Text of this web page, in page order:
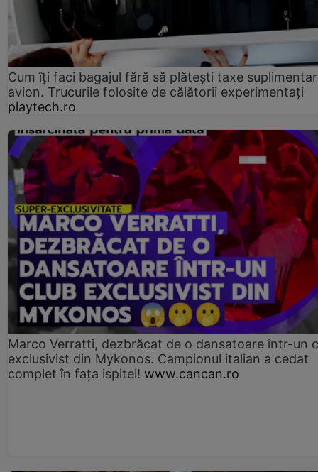
Cum îți faci bagajul fără să plătești taxe
avion. Trucurile folosite de călătorii experimentați
playtech.ro
Marco Verratti, dezbrăcat de o dansatoare într-un
exclusivist din Mykonos. Campionul italian a cedat
complet în fața ispitei! www.cancan.ro